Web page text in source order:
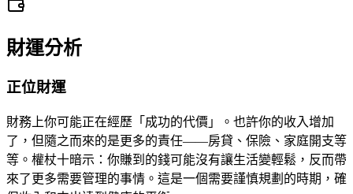
財運分析
正位財運
財務上你可能正在經歷「成功的代價」。也許你的收入增加
了，但隨之而來的是更多的責任——房貸、保險、家庭開支等
等。權杖十暗示：你賺到的錢可能沒有讓生活變輕鬆，反而帶
來了更多需要管理的事情。這是一個需要謹慎規劃的時期，確